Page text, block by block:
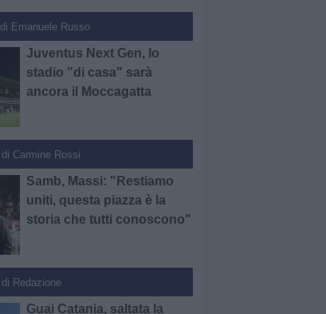
di Emanuele Russo
Juventus Next Gen, lo
stadio "di casa" sarà
ancora il Moccagatta
di Carmine Rossi
Samb, Massi: "Restiamo
uniti, questa piazza è la
storia che tutti conoscono"
di Redazione
Guai Catania, saltata la